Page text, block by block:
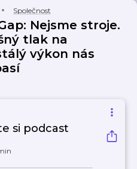
Společnost
Nejsme stroje.
tlak na
výkon nás
si podcast